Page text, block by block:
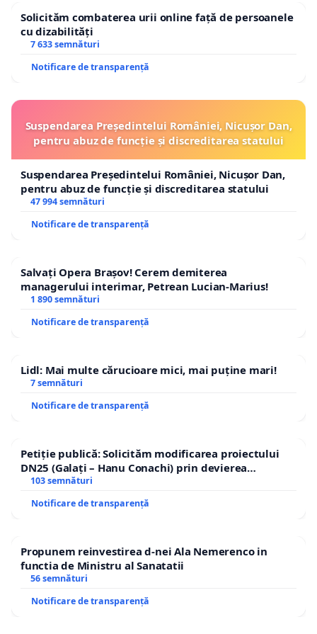
Solicităm combaterea urii online față de persoanele
cu dizabilități
7 633 semnături
Notificare de transparență
Suspendarea Președintelui României, Nicușor Dan,
pentru abuz de funcție și discreditarea statului
Suspendarea Președintelui României, Nicușor Dan,
pentru abuz de funcție și discreditarea statului
47 994 semnături
Notificare de transparență
Salvați Opera Brașov! Cerem demiterea
managerului interimar, Petrean Lucian-Marius!
1 890 semnături
Notificare de transparență
Lidl: Mai multe cărucioare mici, mai puține mari!
7 semnături
Notificare de transparență
Petiție publică: Solicităm modificarea proiectului
DN25 (Galați – Hanu Conachi) prin devierea
traseului în afara localităților!
103 semnături
Notificare de transparență
Propunem reinvestirea d-nei Ala Nemerenco in
functia de Ministru al Sanatatii
56 semnături
Notificare de transparență